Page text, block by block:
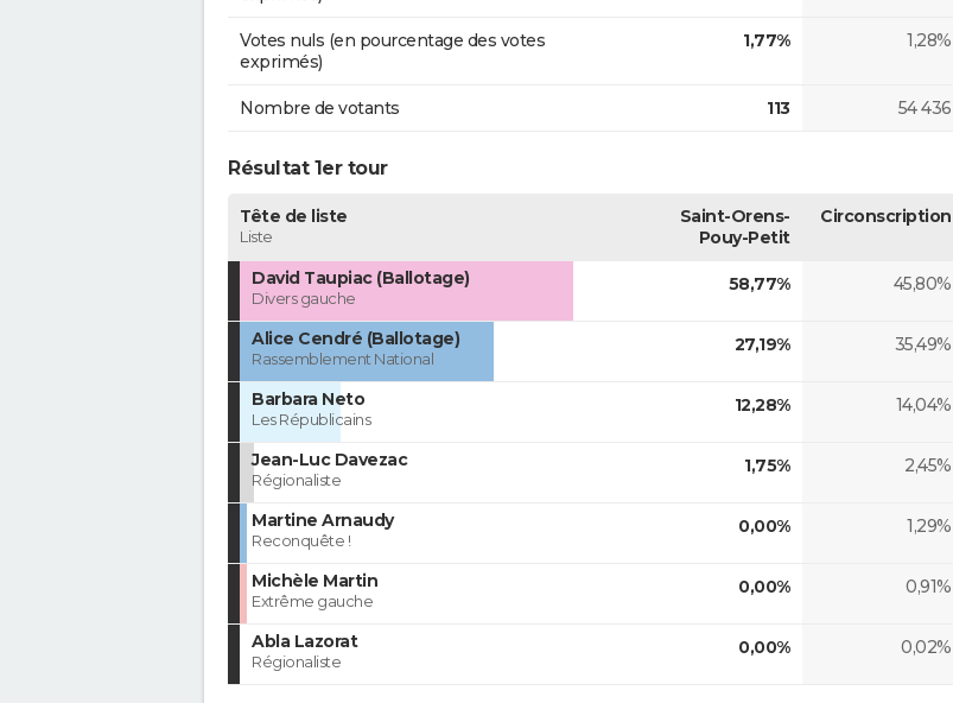
Votes nuls (en pourcentage des votes
exprimés)
1,77% 1,28%
Nombre de votants 113 54 436
Résultat 1er tour
Tête de liste
Liste
Saint-Orens-
Pouy-Petit
Circonscription
David Taupiac (Ballotage)
Divers gauche
58,77% 45,80%
Alice Cendré (Ballotage)
Rassemblement National
27,19% 35,49%
Barbara Neto
Les Républicains
12,28% 14,04%
Jean-Luc Davezac
Régionaliste
1,75% 2,45%
Martine Arnaudy
Reconquête !
0,00% 1,29%
Michèle Martin
Extrême gauche
0,00% 0,91%
Abla Lazorat
Régionaliste
0,00% 0,02%